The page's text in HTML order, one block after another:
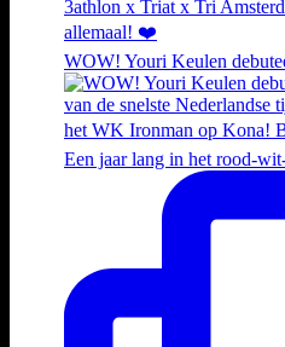
WOW! Youri Keulen
Een jaar lang in het rood-